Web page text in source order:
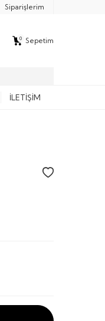
Siparişlerim
0 Sepetim
İLETIŞIM